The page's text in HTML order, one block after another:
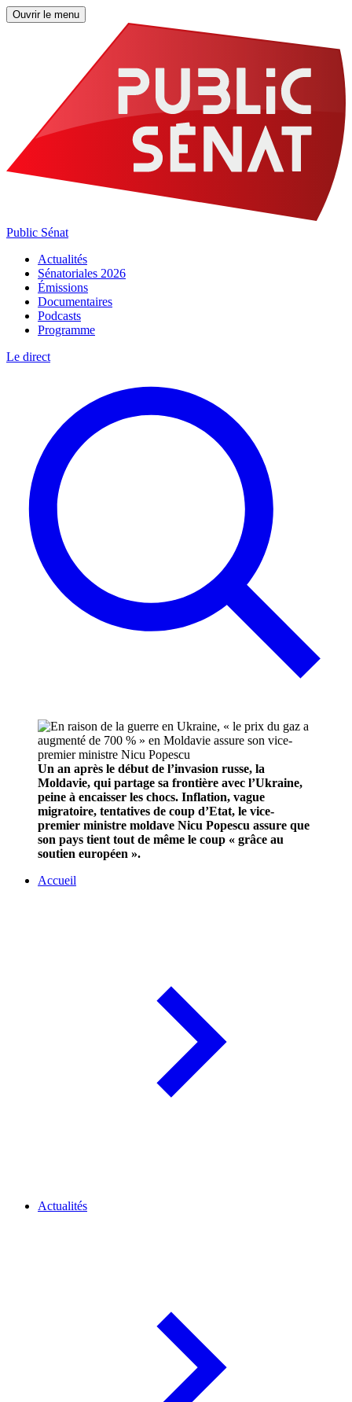
Ouvrir le menu
Public Sénat
Actualités
Sénatoriales 2026
Émissions
Documentaires
Podcasts
Programme
Le direct
Un an après le début de l’invasion russe, la
Moldavie, qui partage sa frontière avec l’Ukraine,
peine à encaisser les chocs. Inflation, vague
migratoire, tentatives de coup d’Etat, le vice-
premier ministre moldave Nicu Popescu assure que
son pays tient tout de même le coup « grâce au
soutien européen ».
Accueil
Actualités